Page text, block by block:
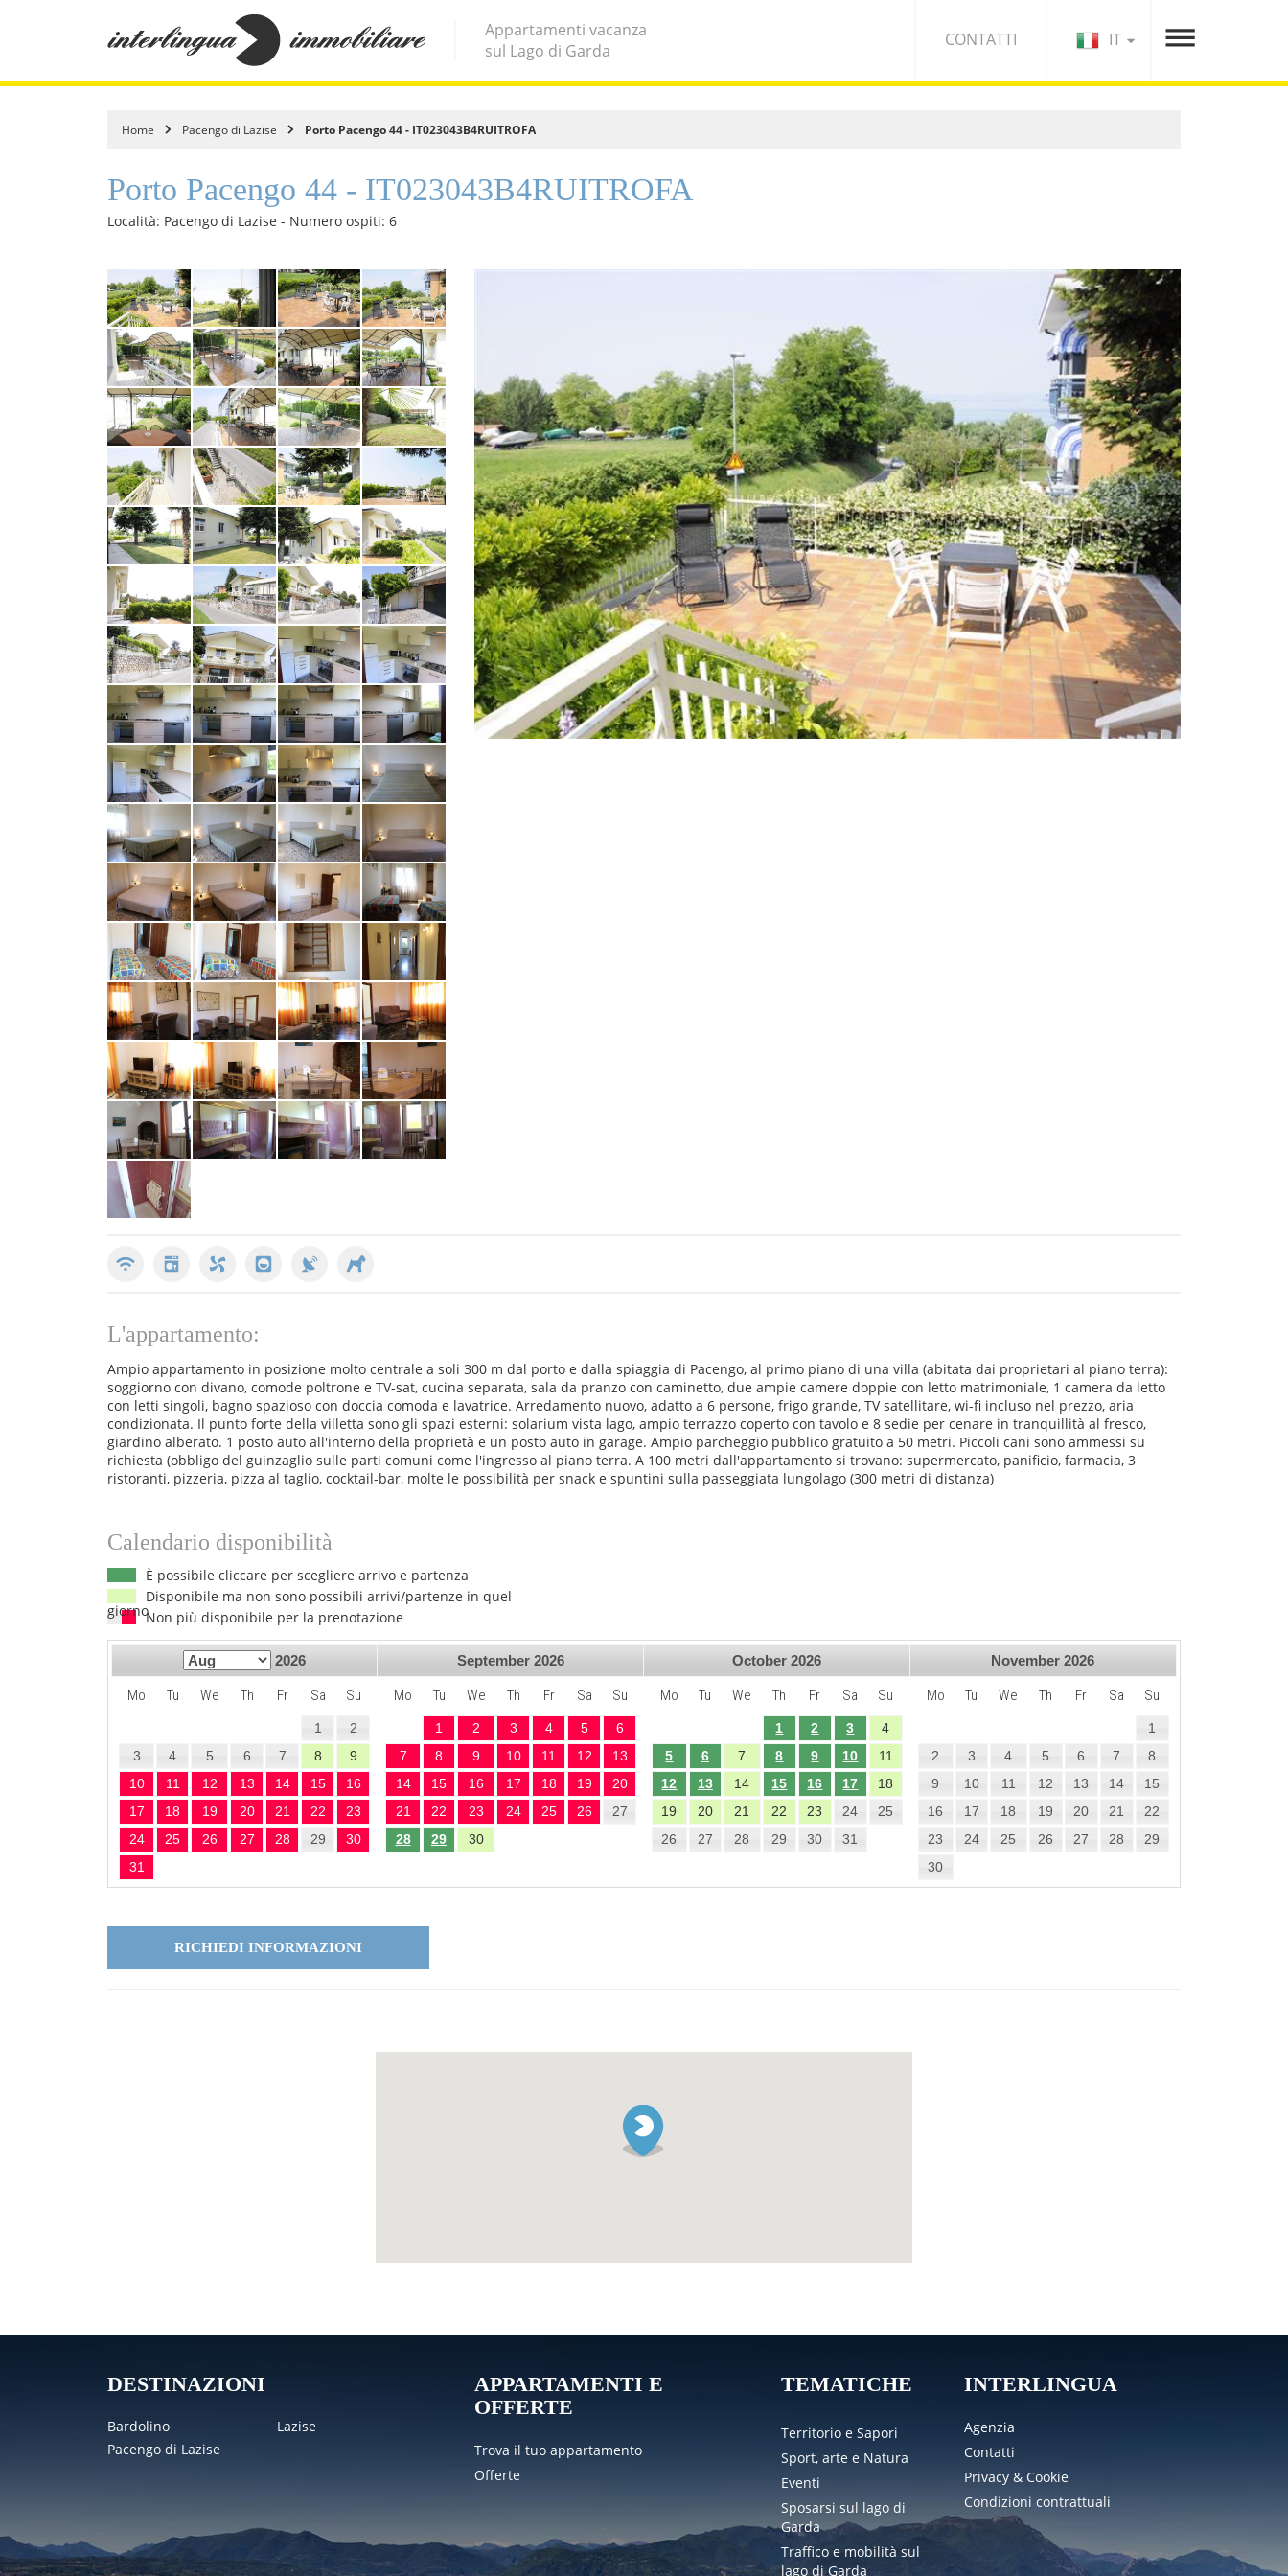
Appartamenti vacanza
sul Lago di Garda
IT
CONTATTI
Home Pacengo di Lazise Porto Pacengo 44 - IT023043B4RUITROFA
Porto Pacengo 44 - IT023043B4RUITROFA
Località: Pacengo di Lazise - Numero ospiti: 6
L'appartamento:
Ampio appartamento in posizione molto centrale a soli 300 m dal porto e dalla spiaggia di Pacengo, al primo piano di una villa (abitata dai proprietari al piano terra):
soggiorno con divano, comode poltrone e TV-sat, cucina separata, sala da pranzo con caminetto, due ampie camere doppie con letto matrimoniale, 1 camera da letto
con letti singoli, bagno spazioso con doccia comoda e lavatrice. Arredamento nuovo, adatto a 6 persone, frigo grande, TV satellitare, wi-fi incluso nel prezzo, aria
condizionata. Il punto forte della villetta sono gli spazi esterni: solarium vista lago, ampio terrazzo coperto con tavolo e 8 sedie per cenare in tranquillità al fresco,
giardino alberato. 1 posto auto all'interno della proprietà e un posto auto in garage. Ampio parcheggio pubblico gratuito a 50 metri. Piccoli cani sono ammessi su
richiesta (obbligo del guinzaglio sulle parti comuni come l'ingresso al piano terra. A 100 metri dall'appartamento si trovano: supermercato, panificio, farmacia, 3
ristoranti, pizzeria, pizza al taglio, cocktail-bar, molte le possibilità per snack e spuntini sulla passeggiata lungolago (300 metri di distanza)
Calendario disponibilità
È possibile cliccare per scegliere arrivo e partenza
Disponibile ma non sono possibili arrivi/partenze in quel
giornoNon più disponibile per la prenotazione
2026
Mo Tu We Th Fr Sa Su
1
2
3
4 5 6 7 8
9
10
11 12 13 14 15
16
17
18 19 20 21 22
23
24
25 26 27 28 29
30
31
September 2026
Mo Tu We Th Fr Sa Su
1 2 3 4 5
6
7
8 9 10 11 12
13
14
15 16 17 18 19
20
21
22 23 24 25 26
27
28
29 30
October 2026
Mo Tu We Th Fr Sa Su
1 2 3
4
5
6 7 8 9 10
11
12
13 14 15 16 17
18
19
20 21 22 23 24
25
26
27 28 29 30 31
November 2026
Mo Tu We Th Fr Sa Su
1
2
3 4 5 6 7
8
9
10 11 12 13 14
15
16
17 18 19 20 21
22
23
24 25 26 27 28
29
30
RICHIEDI INFORMAZIONI
DESTINAZIONI
Bardolino
Lazise
Pacengo di Lazise
APPARTAMENTI E
OFFERTE
Trova il tuo appartamento
Offerte
TEMATICHE
Territorio e Sapori
Sport, arte e Natura
Eventi
Sposarsi sul lago di
Garda
Traffico e mobilità sul
lago di Garda
INTERLINGUA
Agenzia
Contatti
Privacy & Cookie
Condizioni contrattuali